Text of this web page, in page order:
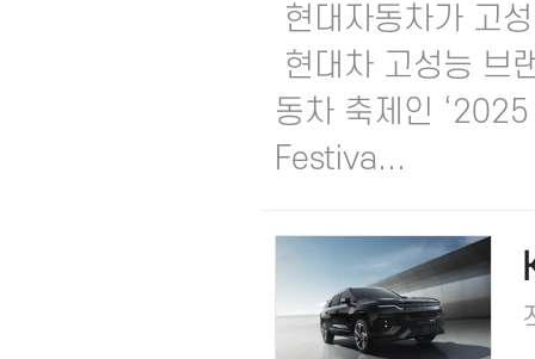
현대자동차가 고
현대차 고성능 브
동차 축제인
Festiva...